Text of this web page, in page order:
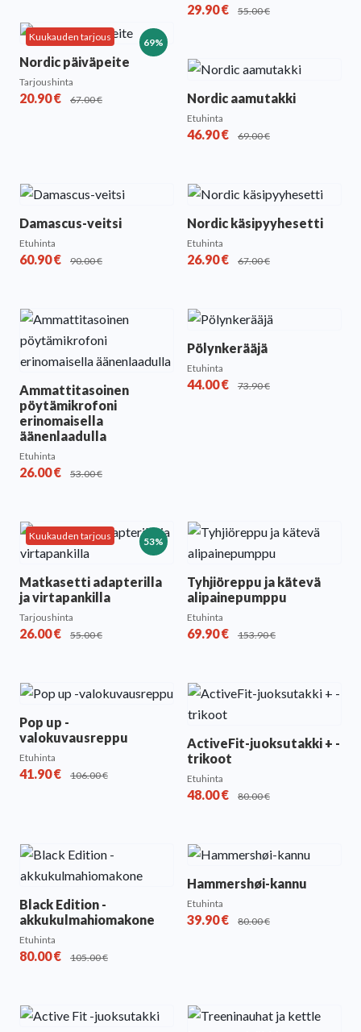
29.90€ 55.00€
69%
Kuukauden tarjous
Nordic päiväpeite
Tarjoushinta
20.90€ 67.00€ Nordic aamutakki
Etuhinta
46.90€ 69.00€
Damascus-veitsi
Etuhinta
60.90€ 90.00€
Nordic käsipyyhesetti
Etuhinta
26.90€ 67.00€
Ammattitasoinen
pöytämikrofoni
erinomaisella
äänenlaadulla
Etuhinta
26.00€ 53.00€
Pölynkerääjä
Etuhinta
44.00€ 73.90€
53%
Kuukauden tarjous
Matkasetti adapterilla
ja virtapankilla
Tarjoushinta
26.00€ 55.00€
Tyhjiöreppu ja kätevä
alipainepumppu
Etuhinta
69.90€ 153.90€
Pop up -
valokuvausreppu
Etuhinta
41.90€ 106.00€
ActiveFit-juoksutakki + -
trikoot
Etuhinta
48.00€ 80.00€
Black Edition -
akkukulmahiomakone
Etuhinta
80.00€ 105.00€
Hammershøi-kannu
Etuhinta
39.90€ 80.00€